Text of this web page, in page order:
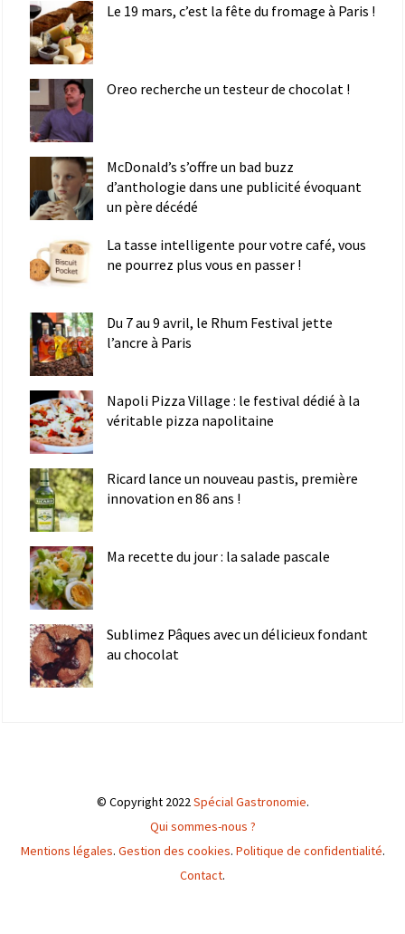
Le 19 mars, c’est la fête du fromage à Paris !
Oreo recherche un testeur de chocolat !
McDonald’s s’offre un bad buzz
d’anthologie dans une publicité évoquant
un père décédé
La tasse intelligente pour votre café, vous
ne pourrez plus vous en passer !
Du 7 au 9 avril, le Rhum Festival jette
l’ancre à Paris
Napoli Pizza Village : le festival dédié à la
véritable pizza napolitaine
Ricard lance un nouveau pastis, première
innovation en 86 ans !
Ma recette du jour : la salade pascale
Sublimez Pâques avec un délicieux fondant
au chocolat
© Copyright 2022Spécial Gastronomie.
Qui sommes-nous ?
Mentions légales. Gestion des cookies. Politique de confidentialité.
Contact.